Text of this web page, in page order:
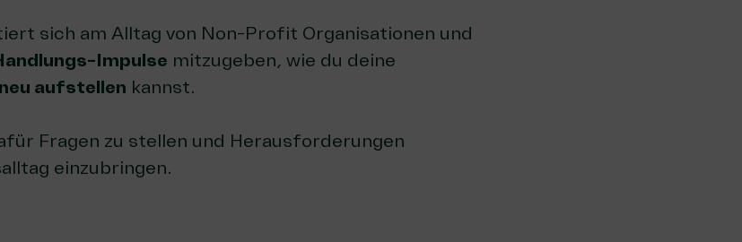
sich am Alltag von Non-Profit Organisationen und
Impulse mitzugeben, wie du deine
aufstellen kannst.
Fragen zu stellen und Herausforderungen
einzubringen.